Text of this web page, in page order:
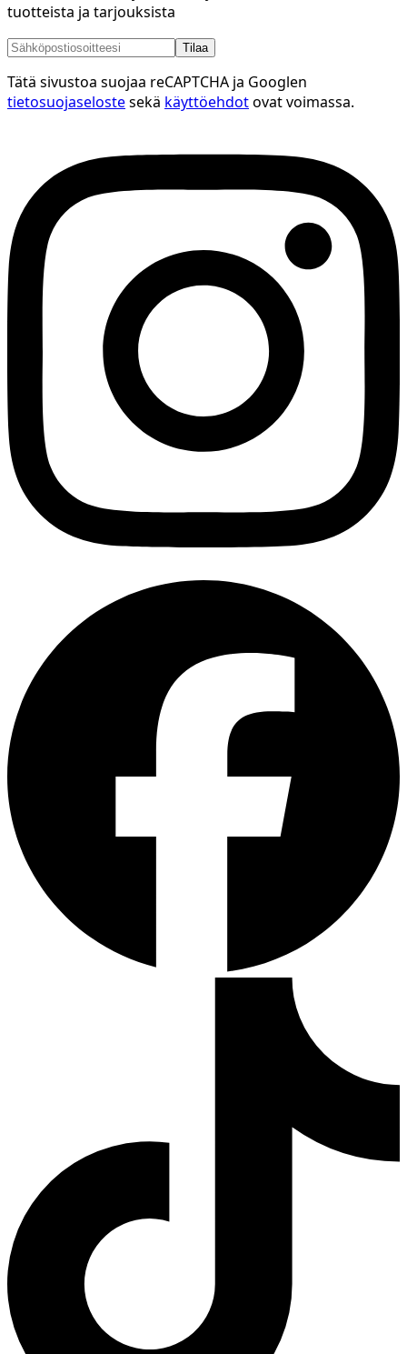
tuotteista ja tarjouksista
Tilaa
Tätä sivustoa suojaa reCAPTCHA ja Googlen
tietosuojaselostesekä käyttöehdotovat voimassa.